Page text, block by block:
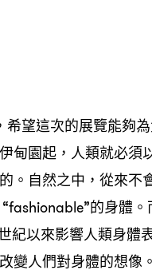
望這次的展覽能夠
甸園起，人類就必須
。自然之中，從來
的身體
紀以來影響人類身體
變人們對身體的想像